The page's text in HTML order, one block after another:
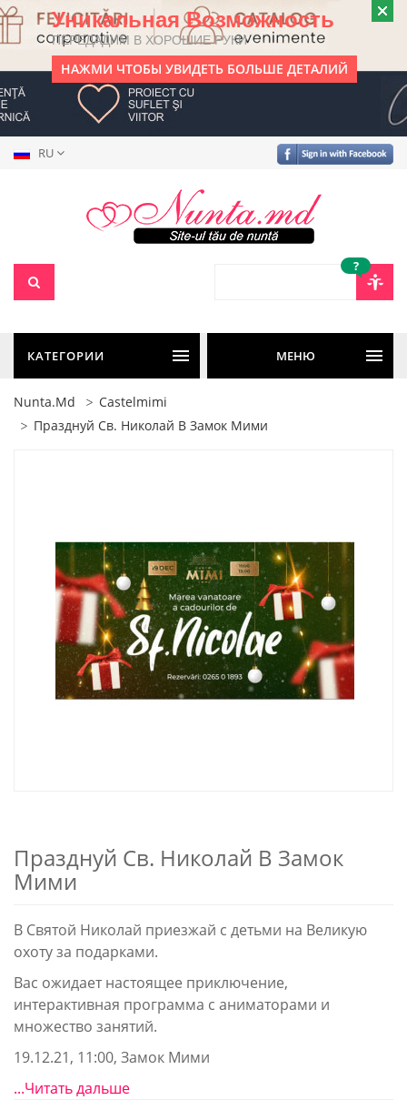
Уникальная Возможность
ПЕРЕДАДИМ В ХОРОШИЕ РУКИ
НАЖМИ ЧТОБЫ УВИДЕТЬ БОЛЬШЕ ДЕТАЛИЙ
RU
?
КАТЕГОРИИ МЕНЮ
Nunta.md
Castelmimi
Празднуй Св. Николай В Замок Мими
Празднуй Св. Николай В Замок
Мими
В Святой Николай приезжай с детьми на Великую
охоту за подарками.
Вас ожидает настоящее приключение,
интерактивная программа с аниматорами и
множество занятий.
19.12.21, 11:00, Замок Мими
...Читать дальше